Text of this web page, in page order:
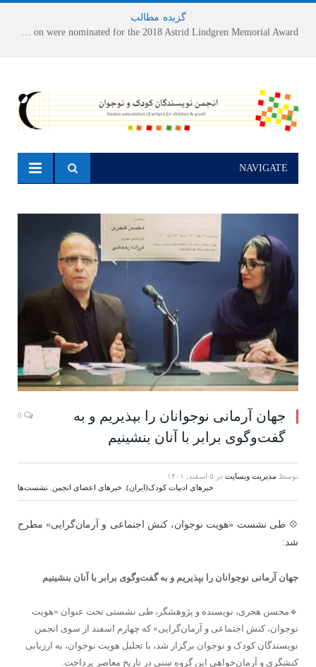
گزیده مطالب
NAVIGATE
جهان آرمانی نوجوانان را بپذیریم و به
گفت‌وگوی برابر با آنان بنشینیم
توسط مدیریت وبسایت در ۵ اسفند, ۱۴۰۱
خبرهای ادبیات کودک(ایران) خبرهای اعضای انجمن نشست‌ها
💠 طی نشست «هویت نوجوان، کنش اجتماعی و آرمان‌گرایی» مطرح
شد:
جهان آرمانی نوجوانان را بپذیریم و به گفت‌وگوی برابر با آنان بنشینیم
🔹محسن هجری، نویسنده و پژوهشگر، طی نشستی تحت عنوان «هویت
نوجوان، کنش اجتماعی و آرمان‌گرایی» که چهارم اسفند از سوی انجمن
نویسندگان کودک و نوجوان برگزار شد، با تحلیل هویت نوجوان، به ارزیابی
کنشگری و آرمان‌خواهی این گروه سنی در تاریخ معاصر پرداخت.